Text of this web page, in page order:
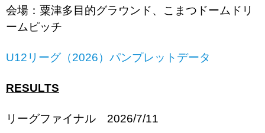
会場：粟津多目的グラウンド、こまつドームドリ
ームピッチ
U12リーグ（2026）パンプレットデータ
RESULTS
リーグファイナル 2026/7/11